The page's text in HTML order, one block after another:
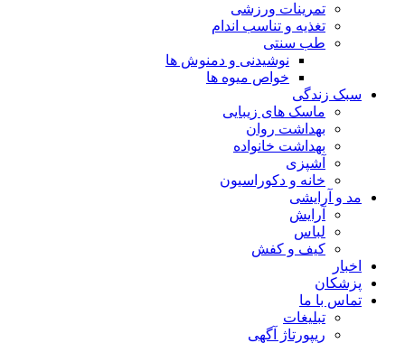
تمرینات ورزشی
تغذیه و تناسب اندام
طب سنتی
نوشیدنی و دمنوش ها
خواص میوه ها
سبک زندگی
ماسک های زیبایی
بهداشت روان
بهداشت خانواده
آشپزی
خانه و دکوراسیون
مد و آرایشی
آرایش
لباس
کیف و کفش
اخبار
پزشکان
تماس با ما
تبلیغات
ریپورتاژ آگهی